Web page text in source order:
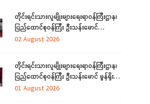
တိုင်းရင်းသားလူမျိုးများရေးရာဝန်ကြီးဌာန၊
ပြည်ထောင်စုဝန်ကြီး ဦးသန်းမောင်
ရန်ကုန်တိုင်းဒေသကြီးအတွင်းရှိ
နှင့် တွေ့ဆုံ
02 August 2026
တိုင်းရင်းသားလူမျိုးများရေးရာဝန်ကြီးဌာန၊
ပြည်ထောင်စုဝန်ကြီး ဦးသန်းမောင် မွန်ရိုးရာ
ဝတ်စုံချုပ်လုပ်နည်းသင်တန်းဆင်းပွဲ
01 August 2026